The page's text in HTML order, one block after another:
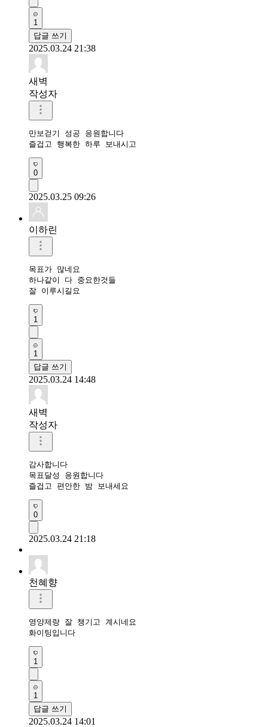
1
답글 쓰기
2025.03.24 21:38
새벽
작성자
만보걷기 성공 응원합니다
즐겁고 행복한 하루 보내시고
0
2025.03.25 09:26
이하린
목표가 많네요
하나같이 다 중요한것들
잘 이루시길요
1
1
답글 쓰기
2025.03.24 14:48
새벽
작성자
감사합니다
목표달성 응원합니다
즐겁고 편안한 밤 보내세요
0
2025.03.24 21:18
천혜향
영양제랑 잘 챙기고 계시네요
화이팅입니다
1
1
답글 쓰기
2025.03.24 14:01